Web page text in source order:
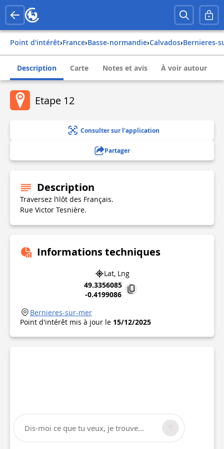
Point d'intérêt› france› basse-normandie› calvados› bernieres-
Description Carte Notes et avis À voir autour
Etape 12
Consulter sur l'application
Partager
Description
Traversez l’ilôt des Français.
Rue Victor Tesnière.
Informations techniques
Lat, Lng
49.3356085
-0.4199086
Bernieres-sur-mer
Point d'intérêt mis à jour le 15/12/2025
Dis-moi ce que tu veux, je trouve...